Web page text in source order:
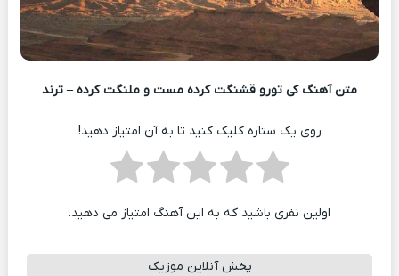
متن آهنگ کی تورو قشنگت کرده مست و ملنگت کرده – ترند
روی یک ستاره کلیک کنید تا به آن امتیاز دهید!
اولین نفری باشید که به این آهنگ امتیاز می دهید.
پخش آنلاین موزیک